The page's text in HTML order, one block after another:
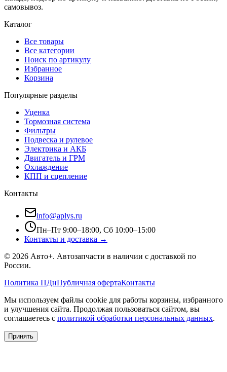
самовывоз.
Каталог
Все товары
Все категории
Поиск по артикулу
Избранное
Корзина
Популярные разделы
Уценка
Тормозная система
Фильтры
Подвеска и рулевое
Электрика и АКБ
Двигатель и ГРМ
Охлаждение
КПП и сцепление
Контакты
info@aplys.ru
Пн–Пт 9:00–18:00, Сб 10:00–15:00
Контакты и доставка →
© 2026 Авто+. Автозапчасти в наличии с доставкой по
России.
Политика ПДнПубличная офертаКонтакты
Мы используем файлы cookie для работы корзины, избранного
и улучшения сайта. Продолжая пользоваться сайтом, вы
соглашаетесь с политикой обработки персональных данных.
Принять